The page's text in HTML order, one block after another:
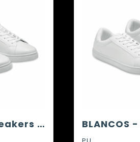
BLANCOS - Sneakers in PU maat 43